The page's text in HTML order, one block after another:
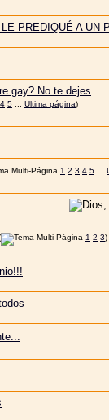
PREDIQUÉ A UN
gay? No te dejes
4 5 Ultima página)
1 2 3 4 5
1 2 3)